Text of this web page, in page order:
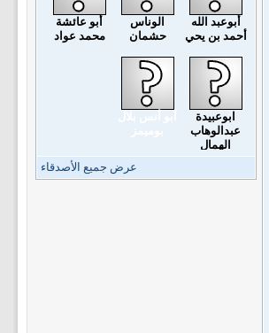
أبوعبد الله
أحمد بن يحي
الوناس
حشمان
أبو عائشة
محمد عواد
ابوعبيدة
عبدالوهاب
الهمال
عرض جميع الأصدقاء